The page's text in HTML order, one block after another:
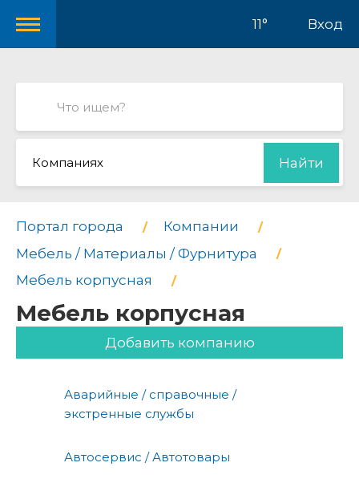
11° Вход
Компаниях Найти
Портал города
Компании
Мебель / Материалы / Фурнитура
Мебель корпусная
Мебель корпусная
Добавить компанию
Аварийные / справочные /
экстренные службы
Автосервис / Автотовары